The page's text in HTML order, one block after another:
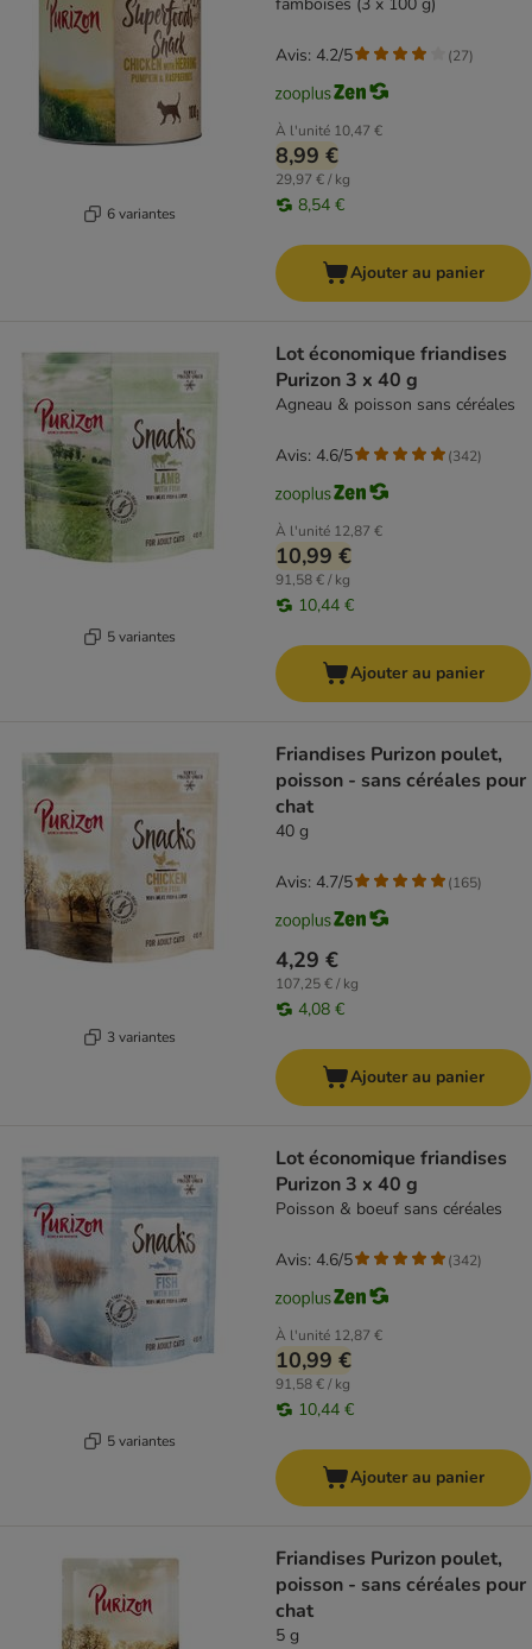
6 variantes
À l'unité 10,47 €
8,99 €
29,97 € / kg
8,54 €
Avis: 4.2/5 (27)
Ajouter au panier
5 variantes
Lot économique friandises
Purizon 3 x 40 g
Agneau & poisson sans céréales
À l'unité 12,87 €
10,99 €
91,58 € / kg
10,44 €
Avis: 4.6/5 (342)
Ajouter au panier
3 variantes
Friandises Purizon poulet,
poisson - sans céréales pour
chat
40 g
4,29 €
107,25 € / kg
4,08 €
Avis: 4.7/5 (165)
Ajouter au panier
5 variantes
Lot économique friandises
Purizon 3 x 40 g
Poisson & boeuf sans céréales
À l'unité 12,87 €
10,99 €
91,58 € / kg
10,44 €
Avis: 4.6/5 (342)
Ajouter au panier
Friandises Purizon poulet,
poisson - sans céréales pour
chat
5 g